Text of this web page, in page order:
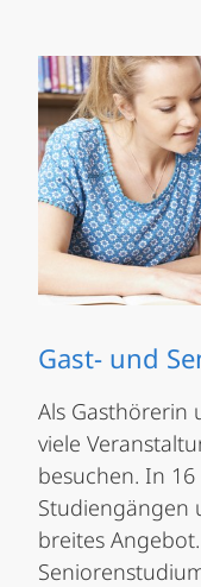
Gast- und
Als Gasthörerin
viele
besuchen. In
Studiengängen
breites